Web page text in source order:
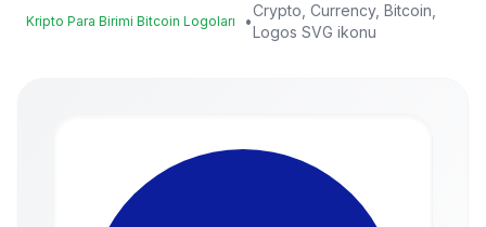
Kripto Para Birimi Bitcoin Logoları •
Crypto, Currency, Bitcoin,
Logos SVG ikonu